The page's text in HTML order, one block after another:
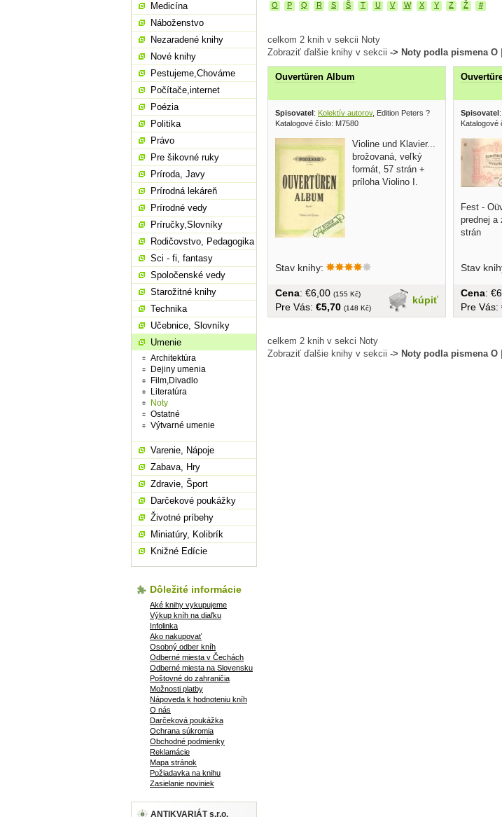
O
P Q R S Š T U V W X Y Z Ž #
celkom 2 knih v sekcii Noty
Zobraziť ďalšie knihy v sekcii -> Noty podla pismena O
Ouvertüren Album
Spisovatel: Kolektív autorov, Edition Peters ?
Katalogové číslo: M7580
Violine und Klavier...
brožovaná, veľký
formát, 57 strán +
príloha Violino I.
Stav knihy:
kúpiť
Cena: €6,00 (155 Kč)
Pre Vás: €5,70 (148 Kč)
Spisovatel:
Katalogové
Fest -
prednej a
strán
Stav
Cena:
Pre Vás:
celkem 2 knih v sekci Noty
Zobraziť ďalšie knihy v sekcii -> Noty podla pismena O
Medicína
Náboženstvo
Nezaradené knihy
Nové knihy
Pestujeme,Chováme
Počítače,internet
Poézia
Politika
Právo
Pre šikovné ruky
Príroda, Javy
Prírodná lekáreň
Prírodné vedy
Príručky,Slovníky
Rodičovstvo, Pedagogika
Sci - fi, fantasy
Spoločenské vedy
Starožitné knihy
Technika
Učebnice, Slovníky
Umenie
Architektúra
Dejiny umenia
Film,Divadlo
Literatúra
Noty
Ostatné
Výtvarné umenie
Varenie, Nápoje
Zabava, Hry
Zdravie, Šport
Darčekové poukážky
Životné príbehy
Miniatúry, Kolibrík
Knižné Edície
Dôležité informácie
Aké knihy vykupujeme
Výkup kníh na diaľku
Infolinka
Ako nakupovať
Osobný odber kníh
Odberné miesta v Čechách
Odberné miesta na Slovensku
Poštovné do zahraničia
Možnosti platby
Nápoveda k hodnoteniu kníh
O nás
Darčeková poukážka
Ochrana súkromia
Obchodné podmienky
Reklamácie
Mapa stránok
Požiadavka na knihu
Zasielanie noviniek
ANTIKVARIÁT s.r.o.